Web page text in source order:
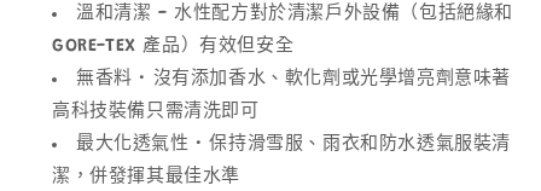
潔
劑
36299
數
量
清
潔
劑
36299
數
量
溫和清潔 - 水性配方對於清潔戶外設備（包括絕緣和
GORE-TEX 產品）有效但安全
無香料 • 沒有添加香水、軟化劑或光學增亮劑意味著
高科技裝備只需清洗即可
最大化透氣性 • 保持滑雪服、雨衣和防水透氣服裝清
潔，併發揮其最佳水準